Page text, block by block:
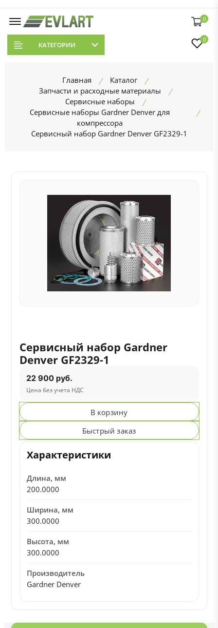
0
КАТЕГОРИИ
0
Главная
Каталог
Запчасти и расходные материалы
Сервисные наборы
Сервисные наборы Gardner Denver для
компрессора
Сервисный набор Gardner Denver GF2329-1
Сервисный набор Gardner
Denver GF2329-1
22 900 руб.
Цена без учета НДС
В корзину
Быстрый заказ
Характеристики
Длина, мм
200.0000
Ширина, мм
300.0000
Высота, мм
300.0000
Производитель
Gardner Denver